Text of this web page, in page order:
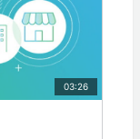
03:26